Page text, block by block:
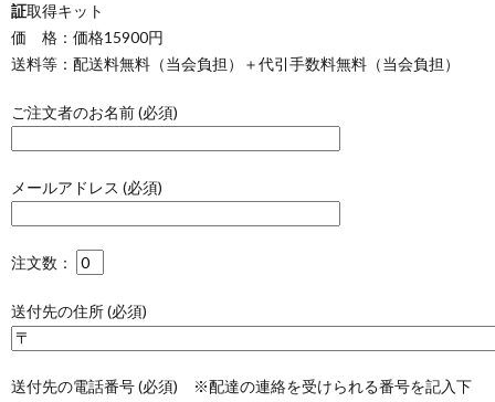
証取得キット
価 格：価格15900円
送料等：配送料無料（当会負担）＋代引手数料無料（当会負担）
ご注文者のお名前 (必須)
メールアドレス (必須)
注文数：
送付先の住所 (必須)
送付先の電話番号 (必須) ※配達の連絡を受けられる番号を記入下